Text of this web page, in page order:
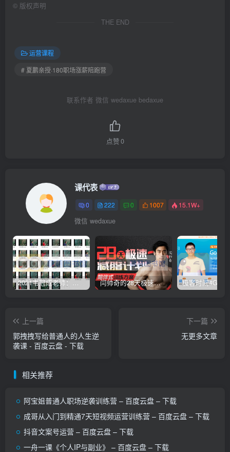
© 版权声明
THE END
运营课程
# 夏鹏亲授·180职场涨薪陪跑营
联系作者 微信 wedaxue bedaxue
点赞0
课代表
0 222 0 1007 15.1W+
微信 wedaxue
2021韦冠成老师：韦氏天星风水《秘传二十四山吉凶占断要法》 – 百度云盘 – 下载 闫帅奇的28天极速减脂计划 – 网盘分享 – 下载
上一篇
郭拽拽写给普通人的人生逆
袭课 - 百度云盘 - 下载
下一篇
无更多文章
相关推荐
阿宝姐普通人职场逆袭训练营 – 百度云盘 – 下载
成哥从入门到精通7天短视频运营训练营 – 百度云盘 – 下载
抖音文案号运营 – 百度云盘 – 下载
一舟一课《个人IP与副业》 – 百度云盘 – 下载